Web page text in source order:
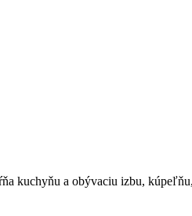
kuchyňu a obývaciu izbu,